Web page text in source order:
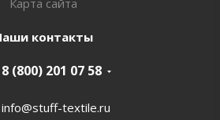
Карта сайта
контакты
8 (800) 201 07 58
info@stuff-textile.ru